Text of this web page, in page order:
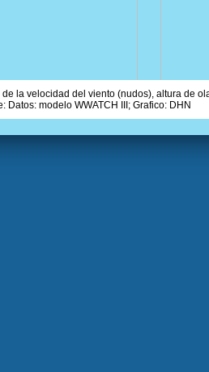
la velocidad del viento (nudos), altura de
Datos: modelo WWATCH III; Grafico: DHN